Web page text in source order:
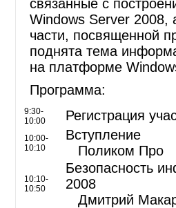
связанные с
Windows Server 2008,
части, посвященной
поднята тема
на платформе
Программа:
9:30-
10:00
Регистрация
10:00-
10:10
Вступление
Поликом Про
10:10-
10:50
Безопасность
2008
Дмитрий